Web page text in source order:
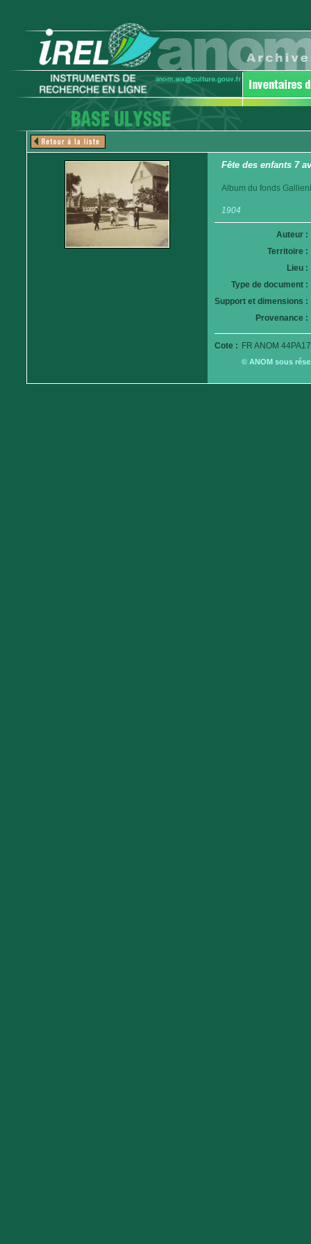
Fête des enfants 7
Album du fonds
1904
Auteur :
Territoire :
Lieu :
Type de document :
Support et dimensions :
Provenance :
Cote : FR ANOM
© ANOM sous